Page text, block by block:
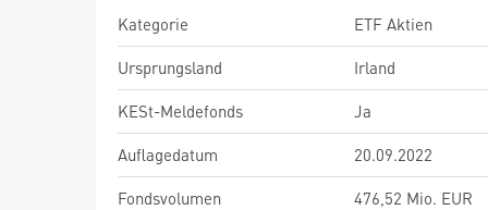
Kategorie
ETF Aktien
Ursprungsland
Irland
KESt-Meldefonds
Ja
Auflagedatum
20.09.2022
Fondsvolumen
476,52 Mio. EUR